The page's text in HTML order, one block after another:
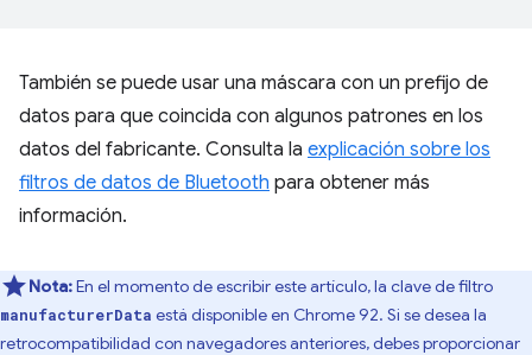
También se puede usar una máscara con un prefijo de
datos para que coincida con algunos patrones en los
datos del fabricante. Consulta la explicación sobre los
filtros de datos de Bluetooth para obtener más
información.
Nota:En el momento de escribir este artículo, la clave de filtro
manufacturerData está disponible en Chrome 92. Si se desea la
retrocompatibilidad con navegadores anteriores, debes proporcionar